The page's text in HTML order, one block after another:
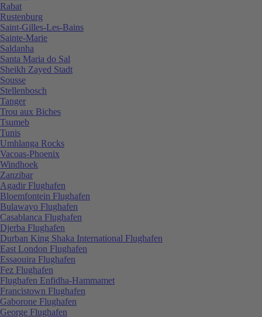
Rabat
Rustenburg
Saint-Gilles-Les-Bains
Sainte-Marie
Saldanha
Santa Maria do Sal
Sheikh Zayed Stadt
Sousse
Stellenbosch
Tanger
Trou aux Biches
Tsumeb
Tunis
Umhlanga Rocks
Vacoas-Phoenix
Windhoek
Zanzibar
Agadir Flughafen
Bloemfontein Flughafen
Bulawayo Flughafen
Casablanca Flughafen
Djerba Flughafen
Durban King Shaka International Flughafen
East London Flughafen
Essaouira Flughafen
Fez Flughafen
Flughafen Enfidha-Hammamet
Francistown Flughafen
Gaborone Flughafen
George Flughafen